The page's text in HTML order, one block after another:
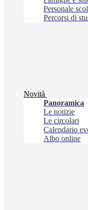
Personale
Percorsi di
Novità
Panoramica
Le notizie
Le circolari
Calendario
Albo online